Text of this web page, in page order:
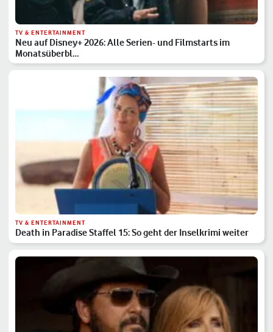
TV & ENTERTAINMENT
Neu auf Disney+ 2026: Alle Serien- und Filmstarts im
Monatsüberbl…
TV & ENTERTAINMENT
Death in Paradise Staffel 15: So geht der Inselkrimi weiter